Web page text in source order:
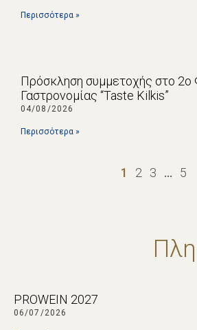
Περισσότερα »
Πρόσκληση συμμετοχής στο 2ο
Γαστρονομίας “Taste Kilkis”
04/08/2026
Περισσότερα »
1 2 3 … 5
PROWEIN 2027
06/07/2026